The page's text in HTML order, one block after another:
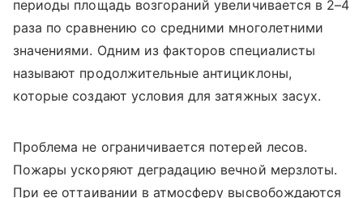
периоды площадь возгораний увеличивается в 2–4
раза по сравнению со средними многолетними
значениями. Одним из факторов специалисты
называют продолжительные антициклоны,
которые создают условия для затяжных засух.
Проблема не ограничивается потерей лесов.
Пожары ускоряют деградацию вечной мерзлоты.
При ее оттаивании в атмосферу высвобождаются